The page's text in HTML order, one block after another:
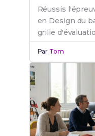
Réussis
en Design du
grille
de sujets
Par Tom